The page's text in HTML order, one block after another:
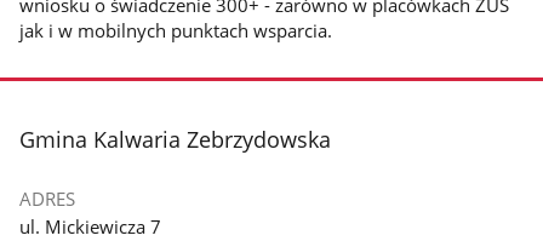
wniosku o świadczenie 300+ - zarówno w placówkach ZUS
jak i w mobilnych punktach wsparcia.
stopka
Gmina Kalwaria Zebrzydowska
ADRES
ul. Mickiewicza 7